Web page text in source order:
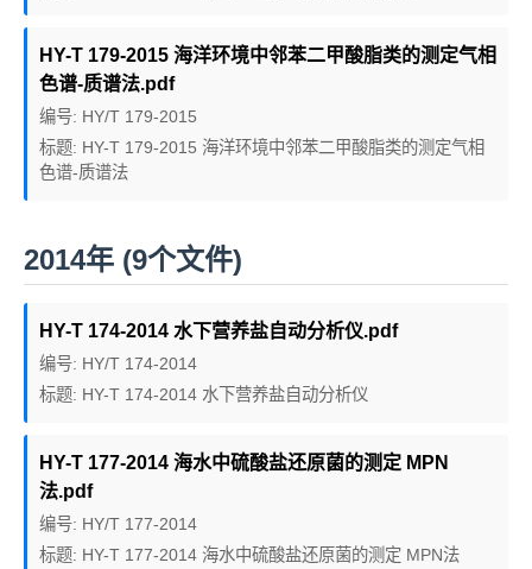
HY-T 179-2015 海洋环境中邻苯二甲酸脂类的测定气相
色谱-质谱法.pdf
编号: HY/T 179-2015
标题: HY-T 179-2015 海洋环境中邻苯二甲酸脂类的测定气相
色谱-质谱法
2014年 (9个文件)
HY-T 174-2014 水下营养盐自动分析仪.pdf
编号: HY/T 174-2014
标题: HY-T 174-2014 水下营养盐自动分析仪
HY-T 177-2014 海水中硫酸盐还原菌的测定 MPN
法.pdf
编号: HY/T 177-2014
标题: HY-T 177-2014 海水中硫酸盐还原菌的测定 MPN法